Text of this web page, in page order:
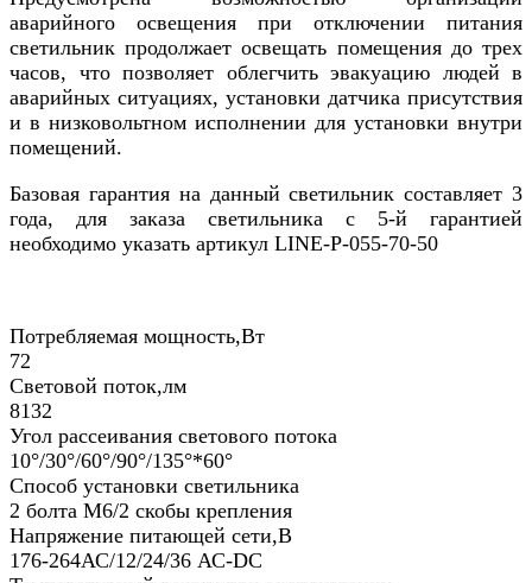
аварийного освещения при отключении питания
светильник продолжает освещать помещения до трех
часов, что позволяет облегчить эвакуацию людей в
аварийных ситуациях, установки датчика присутствия
и в низковольтном исполнении для установки внутри
помещений.
Базовая гарантия на данный светильник составляет 3
года, для заказа светильника с 5-й гарантией
необходимо указать артикул LINE-P-055-70-50
Потребляемая мощность,Вт
72
Световой поток,лм
8132
Угол рассеивания светового потока
10°/30°/60°/90°/135°*60°
Способ установки светильника
2 болта М6/2 скобы крепления
Напряжение питающей сети,В
176-264АС/12/24/36 АС-DC